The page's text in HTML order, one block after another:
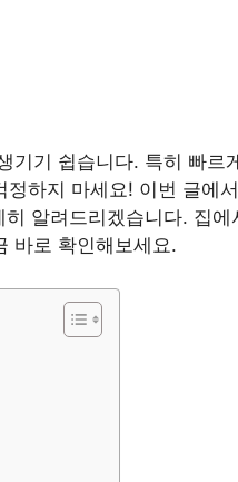
기기 쉽습니다. 특히 빠르
하지 마세요! 이번 글에
알려드리겠습니다. 집에
바로 확인해보세요.